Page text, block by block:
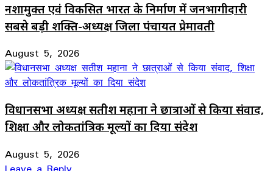
नशामुक्त एवं विकसित भारत के निर्माण में जनभागीदारी
सबसे बड़ी शक्ति-अध्यक्ष जिला पंचायत प्रेमावती
August 5, 2026
विधानसभा अध्यक्ष सतीश महाना ने छात्राओं से किया संवाद,
शिक्षा और लोकतांत्रिक मूल्यों का दिया संदेश
August 5, 2026